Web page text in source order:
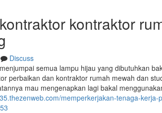
kontraktor
Discuss
semua lampu hijau yang dibutuhkan
perbaikan dan kontraktor rumah mewah dan
mau mengenapkan lagi bakal
memperkerjakan-tenaga-